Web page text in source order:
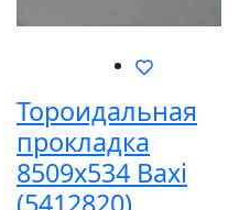
Тороидальная
прокладка
8509х534 Baxi